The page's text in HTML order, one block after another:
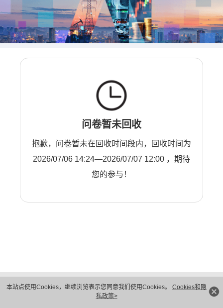
本站点使用Cookies，继续浏览表示您同意我们使用Cookies。 Cookies和隐
私政策>
问卷暂未回收
抱歉，问卷暂未在回收时间段内，回收时间为
2026/07/06 14:24—2026/07/07 12:00 ，期待
您的参与！
隐私保护
法律声明